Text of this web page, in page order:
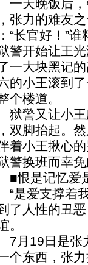
天晚饭后，
张力的难友
“长官好！”
警开始让王
一大块黑记
的小王滚到
个楼道。
警又让小王
双脚抬起。
着小王揪心
警换班而幸免
是记忆爱
爱支撑着我
了人性的丑
。
19日是张力
个东西，张